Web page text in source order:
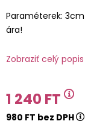
Paraméterek:
ára!
Zobraziť celý popis
1 240 FT
980 FT bez DPH